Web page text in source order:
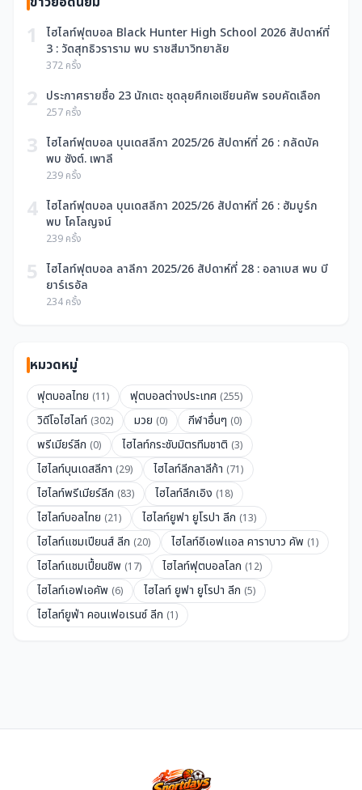
1
ไฮไลท์ฟุตบอล Black Hunter High School 2026 สัปดาห์ที่
3 : วัดสุทธิวราราม พบ ราชสีมาวิทยาลัย
372 ครั้ง
2 ประกาศรายชื่อ 23 นักเตะ ชุดลุยศึกเอเชียนคัพ รอบคัดเลือก
257 ครั้ง
3 ไฮไลท์ฟุตบอล บุนเดสลีกา 2025/26 สัปดาห์ที่ 26 : กลัดบัค
พบ ซังต์. เพาลี
239 ครั้ง
4 ไฮไลท์ฟุตบอล บุนเดสลีกา 2025/26 สัปดาห์ที่ 26 : ฮัมบูร์ก
พบ โคโลญจน์
239 ครั้ง
5 ไฮไลท์ฟุตบอล ลาลีกา 2025/26 สัปดาห์ที่ 28 : อลาเบส พบ บี
ยาร์เรอัล
234 ครั้ง
หมวดหมู่
ฟุตบอลไทย (11) ฟุตบอลต่างประเทศ (255)
วิดีโอไฮไลท์ (302) มวย (0) กีฬาอื่นๆ (0)
พรีเมียร์ลีก (0) ไฮไลท์กระชับมิตรทีมชาติ (3)
ไฮไลท์บุนเดสลีกา (29) ไฮไลท์ลีกลาลีก้า (71)
ไฮไลท์พรีเมียร์ลีก (83) ไฮไลท์ลีกเอิง (18)
ไฮไลท์บอลไทย (21) ไฮไลท์ยูฟา ยูโรปา ลีก (13)
ไฮไลท์แชมเปียนส์ ลีก (20) ไฮไลท์อีเอฟแอล คาราบาว คัพ (1)
ไฮไลท์แชมเปี้ยนชิพ (17) ไฮไลท์ฟุตบอลโลก (12)
ไฮไลท์เอฟเอคัพ (6) ไฮไลท์ ยูฟา ยูโรปา ลีก (5)
ไฮไลท์ยูฟ่า คอนเฟอเรนซ์ ลีก (1)